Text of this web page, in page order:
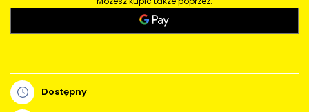
Dostępny